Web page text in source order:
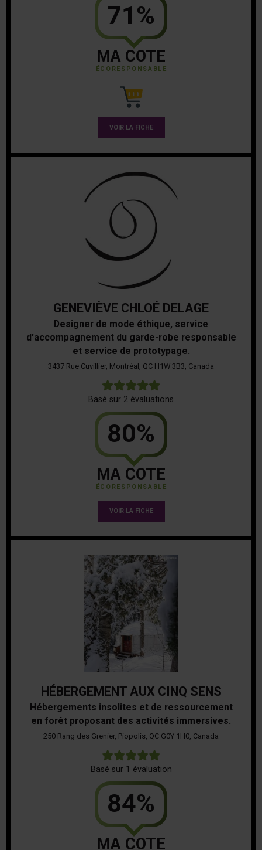
71%
MA COTE
ÉCORESPONSABLE
VOIR LA FICHE
GENEVIÈVE CHLOÉ DELAGE
Designer de mode éthique, service
d'accompagnement du garde-robe responsable
et service de prototypage.
3437 Rue Cuvillier, Montréal, QC H1W 3B3, Canada
Basé sur 2 évaluations
80%
MA COTE
ÉCORESPONSABLE
VOIR LA FICHE
HÉBERGEMENT AUX CINQ SENS
Hébergements insolites et de ressourcement
en forêt proposant des activités immersives.
250 Rang des Grenier, Piopolis, QC G0Y 1H0, Canada
Basé sur 1 évaluation
84%
MA COTE